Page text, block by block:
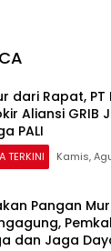
dari Rapat,
Aliansi GRIB
PALI
TERKINI Kamis,
Pangan
dan Jaga